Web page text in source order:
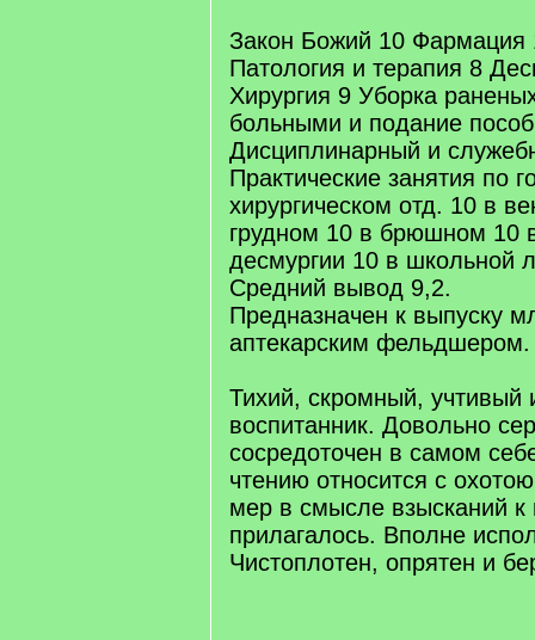
Закон Божий 10 Фармация
Патология и терапия 8
Хирургия 9 Уборка
больными и подание
Дисциплинарный и
Практические занятия по
хирургическом отд. 10 в
грудном 10 в брюшном 10
десмургии 10 в школьной
Средний вывод 9,2.
Предназначен к выпуску
аптекарским фельдшером.
Тихий, скромный, учтивый
воспитанник. Довольно
сосредоточен в самом
чтению относится с
мер в смысле взысканий к
прилагалось. Вполне
Чистоплотен, опрятен и